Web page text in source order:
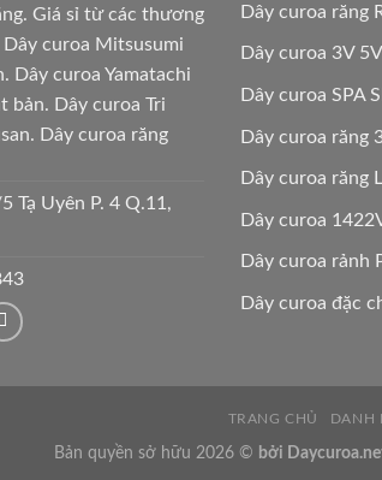
Giá sỉ từ các thương
curoa Mitsusumi
Dây curoa Yamatachi
bản. Dây curoa Tri
Dây curoa răng
Tạ Uyên P. 4 Q.11,
Dây curoa răng
Dây curoa 3V
Dây curoa SPA
Dây curoa răng
Dây curoa răng
Dây curoa
Dây curoa rảnh
Dây curoa đặc
TRANG CHỦ DANH
Bản quyền sở hữu 2026 © bởi